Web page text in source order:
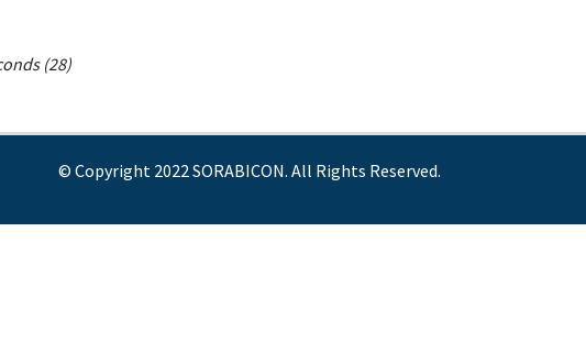
(28)
© Copyright 2022 SORABICON. All Rights Reserved.